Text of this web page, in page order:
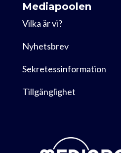
Mediapoolen
Vilka är vi?
Nyhetsbrev
Sekretessinformation
Tillgänglighet